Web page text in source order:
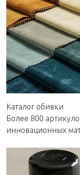
Каталог обивки
Более 800
инновационных